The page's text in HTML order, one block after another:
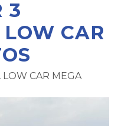
3
CAR
CAR MEGA